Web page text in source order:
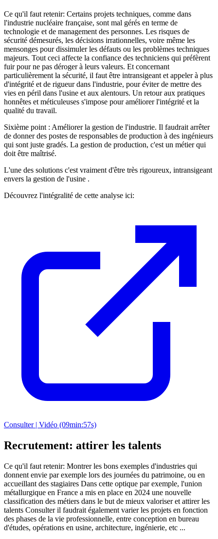
Ce qu'il faut retenir: Certains projets techniques, comme dans
l'industrie nucléaire française, sont mal gérés en terme de
technologie et de management des personnes. Les risques de
sécurité démesurés, les décisions irrationnelles, voire même les
mensonges pour dissimuler les défauts ou les problèmes techniques
majeurs. Tout ceci affecte la confiance des techniciens qui préfèrent
fuir pour ne pas déroger à leurs valeurs. Et concernant
particulièrement la sécurité, il faut être intransigeant et appeler à plus
d'intégrité et de rigueur dans l'industrie, pour éviter de mettre des
vies en péril dans l'usine et aux alentours. Un retour aux pratiques
honnêtes et méticuleuses s'impose pour améliorer l'intégrité et la
qualité du travail.
Sixième point : Améliorer la gestion de l'industrie. Il faudrait arrêter
de donner des postes de responsables de production à des ingénieurs
qui sont juste gradés. La gestion de production, c'est un métier qui
doit être maîtrisé.
L'une des solutions c'est vraiment d'être très rigoureux, intransigeant
envers la gestion de l'usine .
Découvrez l'intégralité de cette analyse ici:
Consulter | Vidéo (09min:57s)
Recrutement: attirer les talents
Ce qu'il faut retenir: Montrer les bons exemples d'industries qui
donnent envie par exemple lors des journées du patrimoine, ou en
accueillant des stagiaires Dans cette optique par exemple, l'union
métallurgique en France a mis en place en 2024 une nouvelle
classification des métiers dans le but de mieux valoriser et attirer les
talents Consulter il faudrait également varier les projets en fonction
des phases de la vie professionnelle, entre conception en bureau
d'études, opérations en usine, architecture, ingénierie, etc ...